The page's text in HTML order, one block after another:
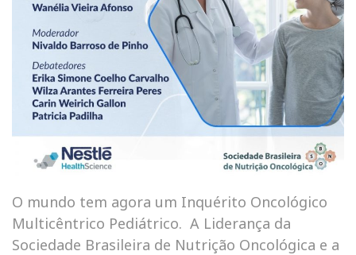
O mundo tem agora um Inquérito Oncológico
Multicêntrico Pediátrico. A Liderança da
Sociedade Brasileira de Nutrição Oncológica e a